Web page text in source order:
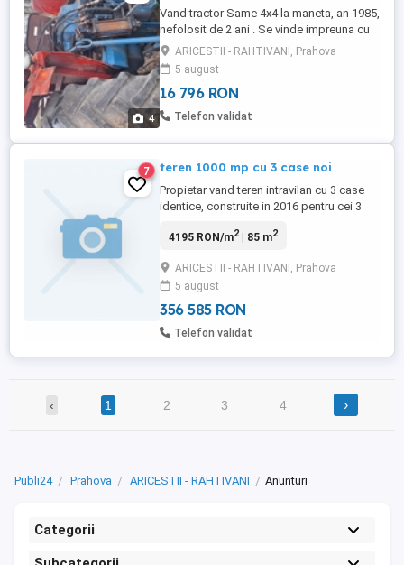
4
Vand tractor Same 4x4 la maneta, an 1985,
nefolosit de 2 ani . Se vinde impreuna cu
mai multe utilaje sau separat .
ARICESTII - RAHTIVANI, Prahova
5 august
16 796 RON
Telefon validat
7 teren 1000 mp cu 3 case noi
Propietar vand teren intravilan cu 3 case
identice, construite in 2016 pentru cei 3
regim parter, din BCA, au termopane, tabla
finalizate la interior , Au apa si curent,
gazele sunt la strada . O casa se compune
din ...
4195 RON/m2| 85 m2
ARICESTII - RAHTIVANI, Prahova
5 august
356 585 RON
Telefon validat
‹ 1 2 3 4 ›
Publi24 Prahova ARICESTII - RAHTIVANI Anunturi
Categorii